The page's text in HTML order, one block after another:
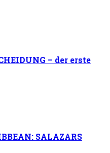
– der erste
SALAZARS